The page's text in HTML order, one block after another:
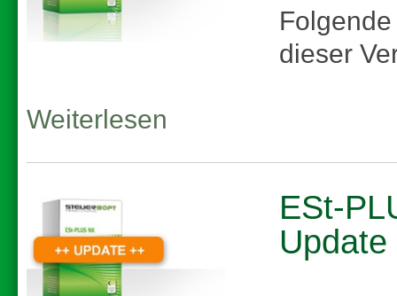
dieser
Weiterlesen
ESt-